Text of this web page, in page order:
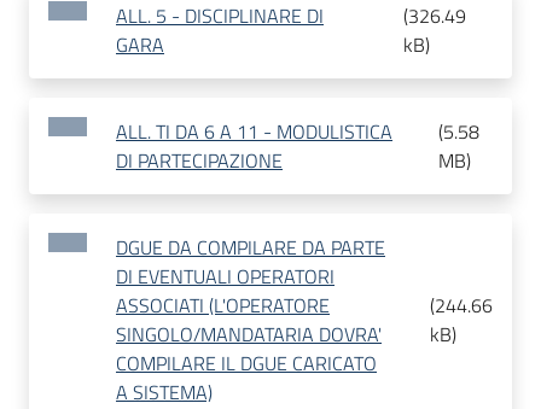
ALL. 5 - DISCIPLINARE DI
GARA
(326.49
kB)
ALL. TI DA 6 A 11 - MODULISTICA
DI PARTECIPAZIONE
(5.58
MB)
DGUE DA COMPILARE DA PARTE
DI EVENTUALI OPERATORI
ASSOCIATI (L'OPERATORE
SINGOLO/MANDATARIA DOVRA'
COMPILARE IL DGUE CARICATO
A SISTEMA)
(244.66
kB)